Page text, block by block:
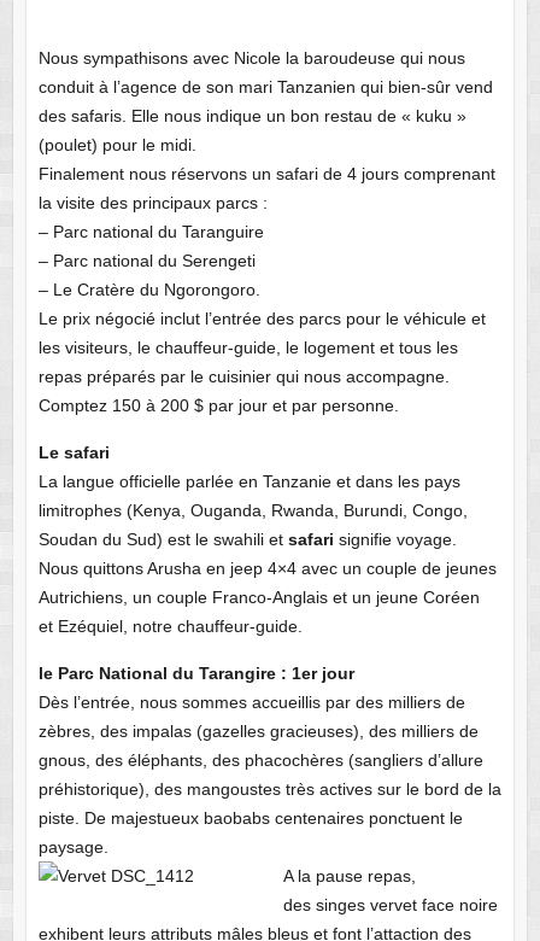
Nous sympathisons avec Nicole la baroudeuse qui nous
conduit à l’agence de son mari Tanzanien qui bien-sûr vend
des safaris. Elle nous indique un bon restau de « kuku »
(poulet) pour le midi.
Finalement nous réservons un safari de 4 jours comprenant
la visite des principaux parcs :
– Parc national du Taranguire
– Parc national du Serengeti
– Le Cratère du Ngorongoro.
Le prix négocié inclut l’entrée des parcs pour le véhicule et
les visiteurs, le chauffeur-guide, le logement et tous les
repas préparés par le cuisinier qui nous accompagne.
Comptez 150 à 200 $ par jour et par personne.
Le safari
La langue officielle parlée en Tanzanie et dans les pays
limitrophes (Kenya, Ouganda, Rwanda, Burundi, Congo,
Soudan du Sud) est le swahili et safari signifie voyage.
Nous quittons Arusha en jeep 4×4 avec un couple de jeunes
Autrichiens, un couple Franco-Anglais et un jeune Coréen
et Ezéquiel, notre chauffeur-guide.
le Parc National du Tarangire : 1er jour
Dès l’entrée, nous sommes accueillis par des milliers de
zèbres, des impalas (gazelles gracieuses), des milliers de
gnous, des éléphants, des phacochères (sangliers d’allure
préhistorique), des mangoustes très actives sur le bord de la
piste. De majestueux baobabs centenaires ponctuent le
paysage.
A la pause repas,
des singes vervet face noire
exhibent leurs attributs mâles bleus et font l’attaction des